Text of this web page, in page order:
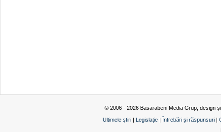
© 2006 - 2026 Basarabeni Media Grup, design
Ultimele știri | Legislație | Întrebări și răspunsuri |